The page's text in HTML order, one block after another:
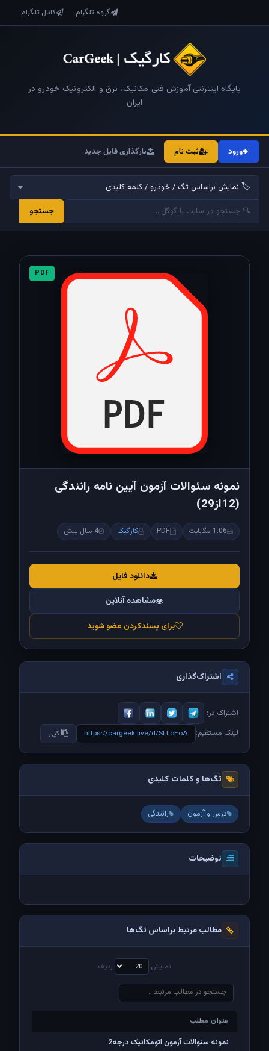
گروه تلگرام کانال تلگرام
پایگاه اینترنتی آموزش فنی مکانیک، برق و الکترونیک خودرو در
ایران
ورود ثبت نام بارگذاری فایل جدید
جستجو
PDF
نمونه سئوالات آزمون آیین نامه رانندگی
(12از29)
1.06 مگابایت PDF کارگیک 4 سال پیش
دانلود فایل
مشاهده آنلاین
برای پسندکردن عضو شوید
اشتراک‌گذاری
اشتراک در:
لینک مستقیم: https://cargeek.live/d/SLLoEoA کپی
تگ‌ها و کلمات کلیدی
درس و آزمون رانندگی
توضیحات
مطالب مرتبط براساس تگ‌ها
نمایش ردیف
عنوان مطلب
عنوان مطلب
نمونه سئوالات آزمون اتومکانیک درجه2